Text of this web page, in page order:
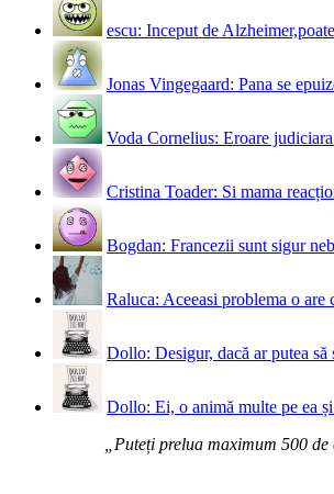
escu: Inceput de
Jonas Vingegaard: Pana se
Voda Cornelius: Eroare
Cristina Toader: Si mama
Bogdan: Francezii sunt sigur
Raluca: Aceeasi problema o are
Dollo: Desigur, dacă ar putea să
Dollo: Ei, o animă multe pe ea
„Puteți prelua maximum 500